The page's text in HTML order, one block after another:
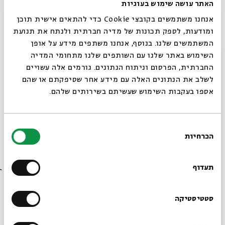
האתר עושה שימוש בעוגיות
אנחנו משתמשים בקובצי Cookie כדי להתאים אישית תוכן
ומודעות, לספק תכונות של מדיה חברתית ולנתח את תנועת
המשתמשים שלנו. בנוסף, אנחנו משתפים מידע על אופן
השימוש באתר שלנו עם השותפים שלנו מתחומי המדיה
החברתית, הפרסום וניתוח הנתונים. גורמים אלה עשויים
לשלב את הנתונים האלה עם מידע אחר שסיפקתם או שהם
אספו בעקבות השימוש שעשיתם בשירותים שלהם.
הסכמה
הכרחיות
תעדוף
סטטיסטיקה
מי שאיננו מניח לאחרים ליהנות ממה שלמד - אין תורתו תורת
אמת. המדבר הוא אזור שאין בו בעלות, שכל המוצא בו דבר זוכה
בו לעצמו, וכך צריך להיות תלמיד חכם אמיתי, המפזר תורתו לכל
דכפין, בשפע ובחפץ לב.
סגור